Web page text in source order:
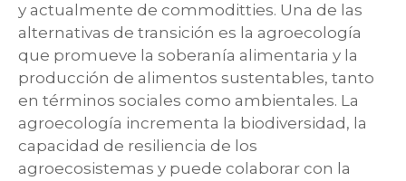
y actualmente de commoditties. Una de las
alternativas de transición es la agroecología
que promueve la soberanía alimentaria y la
producción de alimentos sustentables, tanto
en términos sociales como ambientales. La
agroecología incrementa la biodiversidad, la
capacidad de resiliencia de los
agroecosistemas y puede colaborar con la